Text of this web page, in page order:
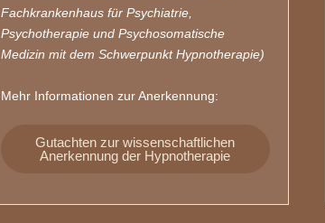
Fachkrankenhaus für Psychiatrie,
Psychotherapie und Psychosomatische
Medizin mit dem Schwerpunkt Hypnotherapie)
Mehr Informationen zur Anerkennung:
Gutachten zur wissenschaftlichen
Anerkennung der Hypnotherapie